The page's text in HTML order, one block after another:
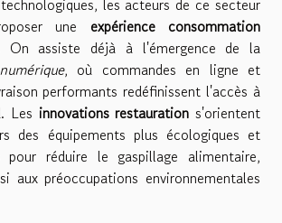
une expérience consommation
On assiste déjà à l'émergence de la
, où commandes en ligne et
performants redéfinissent l'accès à
Les innovations restauration s'orientent
des équipements plus écologiques et
pour réduire le gaspillage alimentaire,
aux préoccupations environnementales